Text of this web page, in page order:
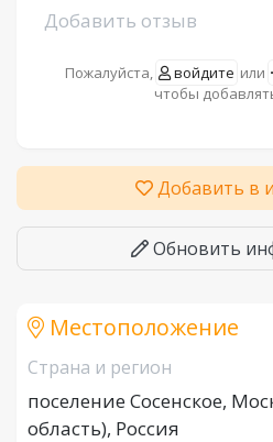
Добавить отзыв
Пожалуйста, войдите или
чтобы
Добавить в
Обновить
Местоположение
Страна и регион
поселение Сосенское,
область), Россия